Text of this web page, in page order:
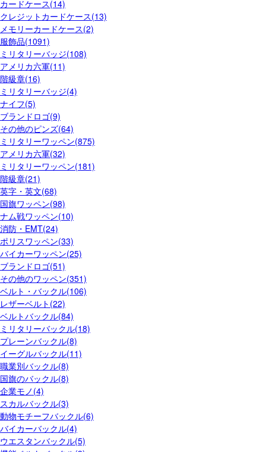
カードケース(14)
クレジットカードケース(13)
メモリーカードケース(2)
服飾品(1091)
ミリタリーバッジ(108)
アメリカ六軍(11)
階級章(16)
ミリタリーバッジ(4)
ナイフ(5)
ブランドロゴ(9)
その他のピンズ(64)
ミリタリーワッペン(875)
アメリカ六軍(32)
ミリタリーワッペン(181)
階級章(21)
英字・英文(68)
国旗ワッペン(98)
ナム戦ワッペン(10)
消防・EMT(24)
ポリスワッペン(33)
バイカーワッペン(25)
ブランドロゴ(51)
その他のワッペン(351)
ベルト・バックル(106)
レザーベルト(22)
ベルトバックル(84)
ミリタリーバックル(18)
プレーンバックル(8)
イーグルバックル(11)
職業別バックル(8)
国旗のバックル(8)
企業モノ(4)
スカルバックル(3)
動物モチーフバックル(6)
バイカーバックル(4)
ウエスタンバックル(5)